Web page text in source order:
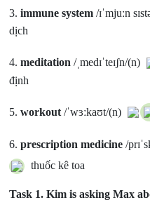
3.immune system /ɪˈmjuːn
dịch
4.meditation /ˌmedɪˈteɪʃn/(n)
định
5.workout /ˈwɜːkaʊt/(n)
6.prescription medicine/
thuốc kê toa
Task 1. Kim is asking Max